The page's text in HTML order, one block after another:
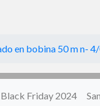
en bobina 50 m n-
Friday 2024